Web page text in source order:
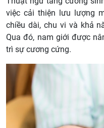
việc cải thiện lưu lượng
chiều dài, chu vi và khả
Qua đó, nam giới được
trì sự cương cứng.